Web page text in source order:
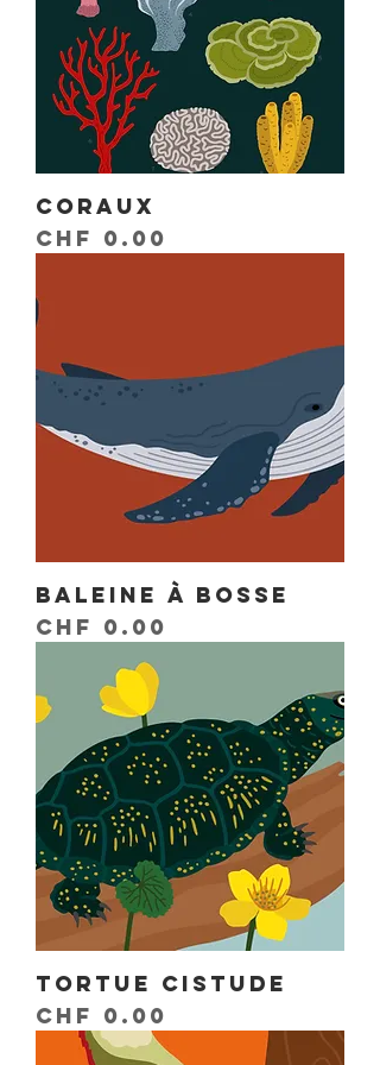
Coraux
Prix
CHF 0.00
Baleine à bosse
Prix
CHF 0.00
Tortue Cistude
Prix
CHF 0.00